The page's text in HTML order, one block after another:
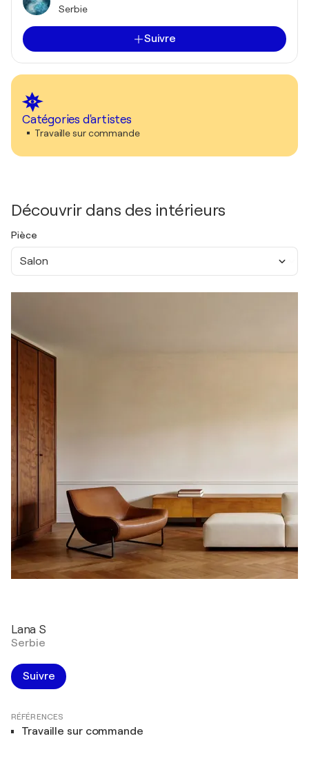
Serbie
Suivre
Catégories d'artistes
Travaille sur commande
Découvrir dans des intérieurs
Pièce
Salon
Lana S
Serbie
Suivre
RÉFÉRENCES
Travaille sur commande